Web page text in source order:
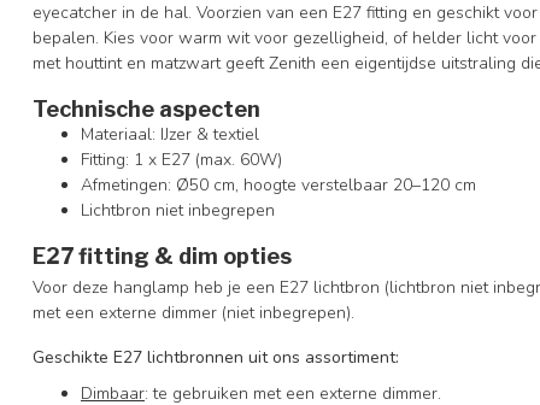
eyecatcher in de hal. Voorzien van een E27 fitting en geschikt
bepalen. Kies voor warm wit voor gezelligheid, of helder licht
met houttint en matzwart geeft Zenith een eigentijdse uitstraling
Technische aspecten
Materiaal: IJzer & textiel
Fitting: 1 x E27 (max. 60W)
Afmetingen: Ø50 cm, hoogte verstelbaar 20–120 cm
Lichtbron niet inbegrepen
E27 fitting & dim opties
Voor deze hanglamp heb je een E27 lichtbron (lichtbron niet
met een externe dimmer (niet inbegrepen).
Geschikte E27 lichtbronnen uit ons assortiment:
Dimbaar: te gebruiken met een externe dimmer.